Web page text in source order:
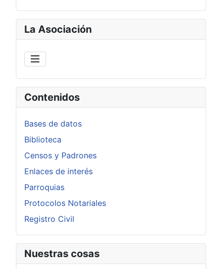
La Asociación
Contenidos
Bases de datos
Biblioteca
Censos y Padrones
Enlaces de interés
Parroquias
Protocolos Notariales
Registro Civil
Nuestras cosas